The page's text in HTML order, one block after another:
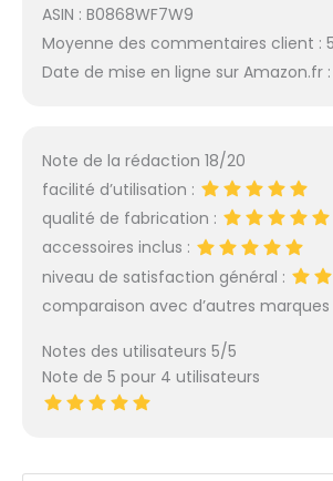
ASIN : B0868WF7W9
Moyenne des commentaires client :
Date de mise en ligne sur Amazon.fr
Note de la rédaction 18/20
facilité d’utilisation :
qualité de fabrication :
accessoires inclus :
niveau de satisfaction général :
comparaison avec d’autres marques
Notes des utilisateurs 5/5
Note de 5 pour 4 utilisateurs